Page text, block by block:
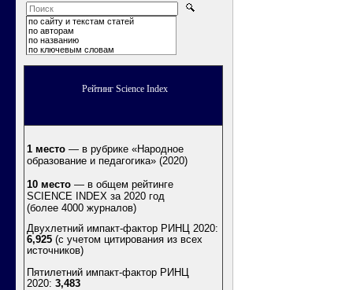
по сайту и текстам статей
по авторам
по названию
по ключевым словам
Рейтинг Science Index
1 место — в рубрике «Народное
образование и педагогика» (2020)
10 место — в общем рейтинге
SCIENCE INDEX за 2020 год
(более 4000 журналов)
Двухлетний импакт-фактор РИНЦ 2020:
6,925 (с учетом цитирования из всех
источников)
Пятилетний импакт-фактор РИНЦ
2020: 3,483